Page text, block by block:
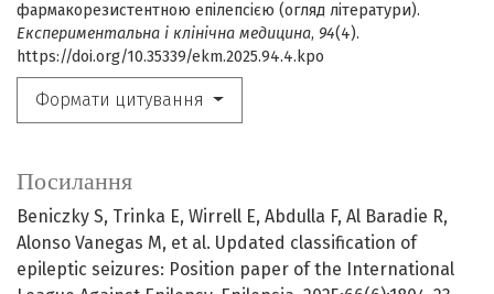
фармакорезистентною епілепсією (огляд літератури).
Експериментальна і клінічна медицина, 94(4).
https://doi.org/10.35339/ekm.2025.94.4.kpo
Формати цитування
Посилання
Beniczky S, Trinka E, Wirrell E, Abdulla F, Al Baradie R,
Alonso Vanegas M, et al. Updated classification of
epileptic seizures: Position paper of the International